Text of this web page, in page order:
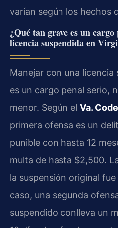
varían según los hechos
¿Qué tan grave es un
licencia suspendida en
Manejar con una licencia
es un cargo penal serio,
menor. Según el Va.
primera ofensa es un
punible con hasta 12
multa de hasta $2,500.
la suspensión original
caso, una segunda
suspendido conlleva un